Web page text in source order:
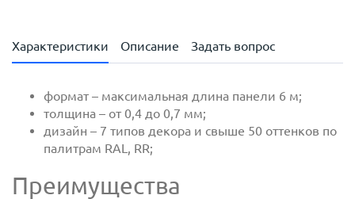
Характеристики Описание Задать вопрос
формат – максимальная длина панели 6 м;
толщина – от 0,4 до 0,7 мм;
дизайн – 7 типов декора и свыше 50 оттенков по
палитрам RAL, RR;
Преимущества